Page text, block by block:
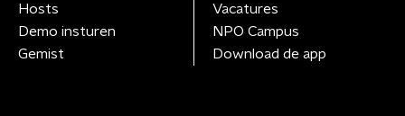
Hosts
Demo insturen
Gemist
Vacatures
NPO Campus
Download de app